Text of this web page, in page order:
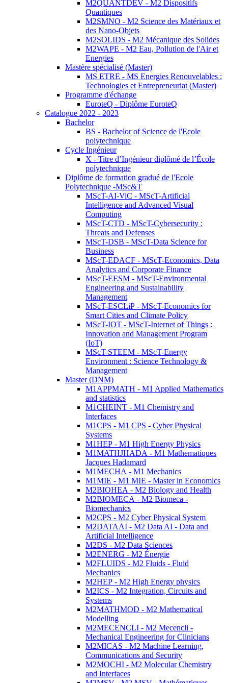
M2QUANTDEV - M2 Dispositifs
Quantiques
M2SMNO - M2 Science des Matériaux et
des Nano-Objets
M2SOLIDS - M2 Mécanique des Solides
M2WAPE - M2 Eau, Pollution de l'Air et
Energies
Mastère spécialisé (Master)
MS ETRE - MS Energies Renouvelables :
Technologies et Entrepreneuriat (Master)
Programme d'échange
EuroteQ - Diplôme EuroteQ
Catalogue 2022 - 2023
Bachelor
BS - Bachelor of Science de l'Ecole
polytechnique
Cycle Ingénieur
X - Titre d’Ingénieur diplômé de l’École
polytechnique
Diplôme de formation gradué de l'Ecole
Polytechnique -MSc&T
MScT-AI-ViC - MScT-Artificial
Intelligence and Advanced Visual
Computing
MScT-CTD - MScT-Cybersecurity :
Threats and Defenses
MScT-DSB - MScT-Data Science for
Business
MScT-EDACF - MScT-Economics, Data
Analytics and Corporate Finance
MScT-EESM - MScT-Environmental
Engineering and Sustainability
Management
MScT-ESCLiP - MScT-Economics for
Smart Cities and Climate Policy
MScT-IOT - MScT-Internet of Things :
Innovation and Management Program
(IoT)
MScT-STEEM - MScT-Energy
Environment : Science Technology &
Management
Master (DNM)
M1APPMATH - M1 Applied Mathematics
and statistics
M1CHEINT - M1 Chemistry and
Interfaces
M1CPS - M1 CPS - Cyber Physical
Systems
M1HEP - M1 High Energy Physics
M1MATHJHADA - M1 Mathematiques
Jacques Hadamard
M1MECHA - M1 Mechanics
M1MIE - M1 MIE - Master in Economics
M2BIOHEA - M2 Biology and Health
M2BIOMECA - M2 Biomeca -
Biomechanics
M2CPS - M2 Cyber Physical System
M2DATAAI - M2 Data AI - Data and
Artificial Intelligence
M2DS - M2 Data Sciences
M2ENERG - M2 Énergie
M2FLUIDS - M2 Fluids - Fluid
Mechanics
M2HEP - M2 High Energy physics
M2ICS - M2 Integration, Circuits and
Systems
M2MATHMOD - M2 Mathematical
Modelling
M2MECENCLI - M2 Mecencli -
Mechanical Engineering for Clinicians
M2MICAS - M2 Machine Learning,
Communications and Security
M2MOCHI - M2 Molecular Chemistry
and Interfaces